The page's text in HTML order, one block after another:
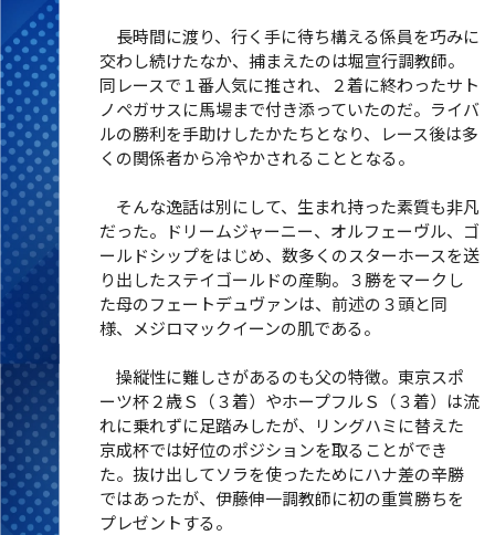
長時間に渡り、行く手に待ち構える係員を巧みに
交わし続けたなか、捕まえたのは堀宣行調教師。
同レースで１番人気に推され、２着に終わったサト
ノペガサスに馬場まで付き添っていたのだ。ライバ
ルの勝利を手助けしたかたちとなり、レース後は多
くの関係者から冷やかされることとなる。
そんな逸話は別にして、生まれ持った素質も非凡
だった。ドリームジャーニー、オルフェーヴル、ゴ
ールドシップをはじめ、数多くのスターホースを送
り出したステイゴールドの産駒。３勝をマークし
た母のフェートデュヴァンは、前述の３頭と同
様、メジロマックイーンの肌である。
操縦性に難しさがあるのも父の特徴。東京スポ
ーツ杯２歳Ｓ（３着）やホープフルＳ（３着）は流
れに乗れずに足踏みしたが、リングハミに替えた
京成杯では好位のポジションを取ることができ
た。抜け出してソラを使ったためにハナ差の辛勝
ではあったが、伊藤伸一調教師に初の重賞勝ちを
プレゼントする。